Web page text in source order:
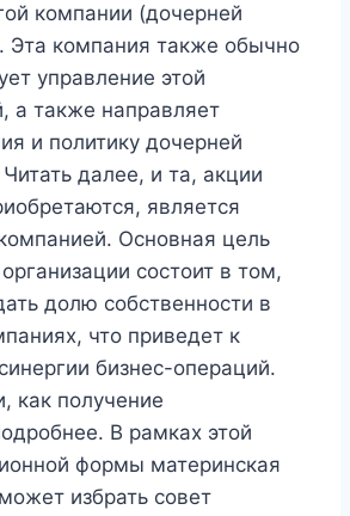
компании (дочерней
Эта компания также обычно
управление этой
а также направляет
и политику дочерней
далее, и та, акции
является
Основная цель
состоит в том,
долю собственности в
что приведет к
бизнес-операций.
как получение
В рамках этой
формы материнская
избрать совет